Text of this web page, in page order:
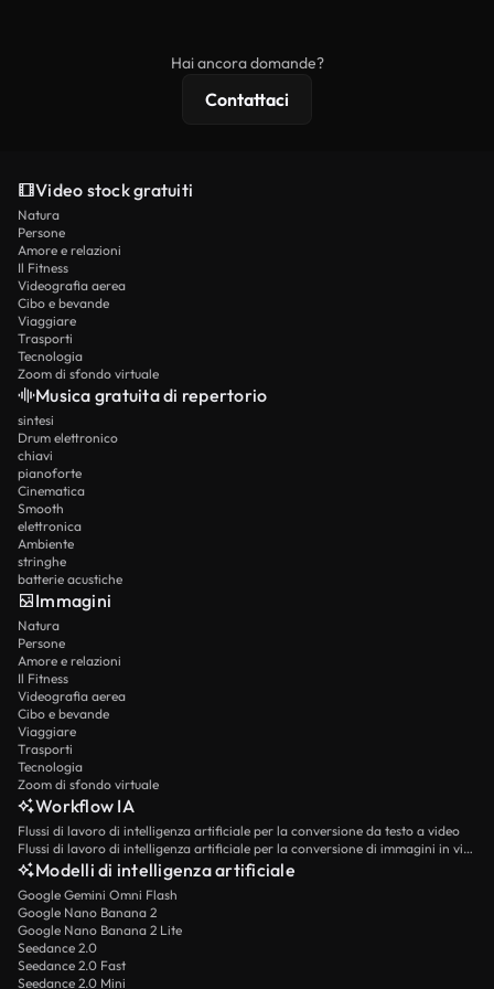
Hai ancora domande?
Contattaci
Video stock gratuiti
Natura
Persone
Amore e relazioni
Il Fitness
Videografia aerea
Cibo e bevande
Viaggiare
Trasporti
Tecnologia
Zoom di sfondo virtuale
Musica gratuita di repertorio
sintesi
Drum elettronico
chiavi
pianoforte
Cinematica
Smooth
elettronica
Ambiente
stringhe
batterie acustiche
Immagini
Natura
Persone
Amore e relazioni
Il Fitness
Videografia aerea
Cibo e bevande
Viaggiare
Trasporti
Tecnologia
Zoom di sfondo virtuale
Workflow IA
Flussi di lavoro di intelligenza artificiale per la conversione da testo a video
Flussi di lavoro di intelligenza artificiale per la conversione di immagini in video
Modelli di intelligenza artificiale
Google Gemini Omni Flash
Google Nano Banana 2
Google Nano Banana 2 Lite
Seedance 2.0
Seedance 2.0 Fast
Seedance 2.0 Mini